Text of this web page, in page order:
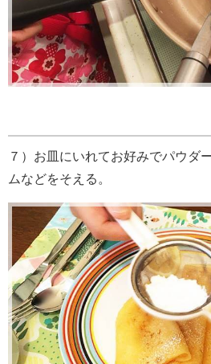
７）お皿にいれてお好みでパウダ
ムなどをそえる。